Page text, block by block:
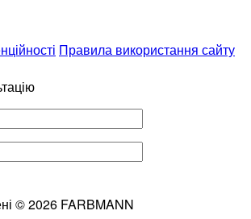
Правила використання сайту
© 2026 FARBMANN